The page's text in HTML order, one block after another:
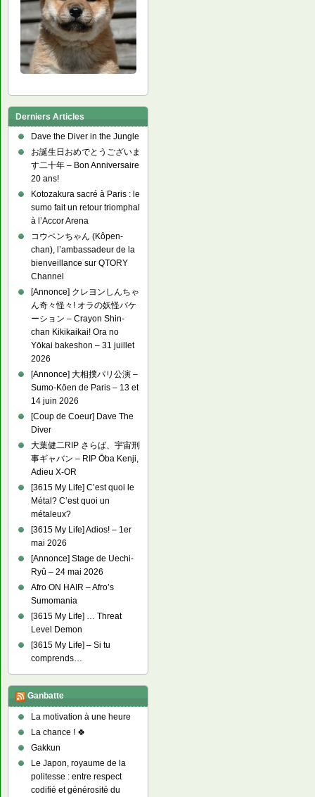
Derniers Articles
Dave the Diver in the Jungle
お誕生日おめでとうございま
す二十年 – Bon Anniversaire
20 ans!
Kotozakura sacré à Paris : le
sumo fait un retour triomphal
à l’Accor Arena
コウペンちゃん (Kôpen-
chan), l’ambassadeur de la
bienveillance sur QTORY
Channel
[Annonce] クレヨンしんちゃ
ん奇々怪々! オラの妖怪バケ
ーション – Crayon Shin-
chan Kikikaikai! Ora no
Yōkai bakeshon – 31 juillet
2026
[Annonce] 大相撲パリ公演 –
Sumo-Kōen de Paris – 13 et
14 juin 2026
[Coup de Coeur] Dave The
Diver
大葉健二RIP さらば、宇宙刑
事ギャバン – RIP Ōba Kenji,
Adieu X-OR
[3615 My Life] C’est quoi le
Métal? C’est quoi un
métaleux?
[3615 My Life] Adios! – 1er
mai 2026
[Annonce] Stage de Uechi-
Ryû – 24 mai 2026
Afro ON HAIR – Afro’s
Sumomania
[3615 My Life] … Threat
Level Demon
[3615 My Life] – Si tu
comprends…
Ganbatte
La motivation à une heure
La chance ! 🍀
Gakkun
Le Japon, royaume de la
politesse : entre respect
codifié et générosité du